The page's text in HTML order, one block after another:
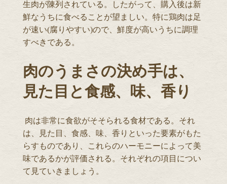
生肉が陳列されている。したがって、購入後は新
鮮なうちに食べることが望ましい。特に鶏肉は足
が速い(腐りやすい)ので、鮮度が高いうちに調理
すべきである。
肉のうまさの決め手は、
見た目と食感、味、香り
肉は非常に食欲がそそられる食材である。それ
は、見た目、食感、味、香りといった要素がもた
らすものであり、これらのハーモニーによって美
味であるかが評価される。それぞれの項目につい
て見ていきましょう。